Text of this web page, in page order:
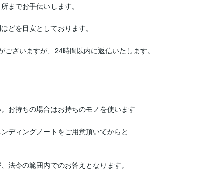
までお手伝いします。
どを目安としております。
ざいますが、24時間以内に返信いたします。
お持ちの場合はお持ちのモノを使います
ディングノートをご用意頂いてからと
法令の範囲内でのお答えとなります。